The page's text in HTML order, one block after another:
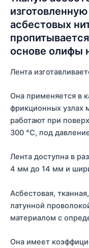
асбестовых
основе олифы
Лента
Она применяется в
фрикционных узлах
работают при
300 °C, под
Лента доступна в
4 мм до 14 мм и
Асбестовая,
латунной
материалом с
Она имеет